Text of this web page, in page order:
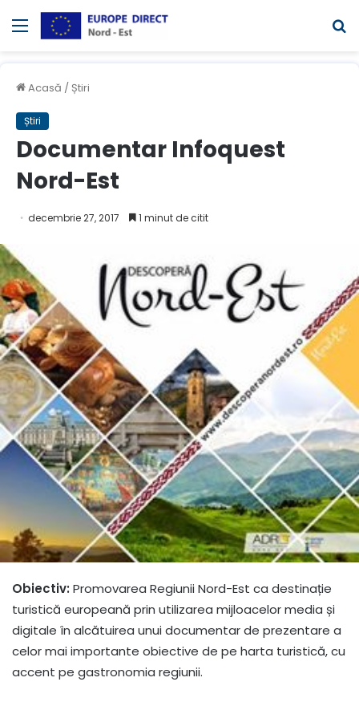
Meniul
Acasă / Știri
Știri
Documentar Infoquest
Nord-Est
decembrie 27, 2017 1 minut de citit
Obiectiv: Promovarea Regiunii Nord-Est ca destinație
turistică europeană prin utilizarea mijloacelor media și
digitale în alcătuirea unui documentar de prezentare a
celor mai importante obiective de pe harta turistică, cu
accent pe gastronomia regiunii.